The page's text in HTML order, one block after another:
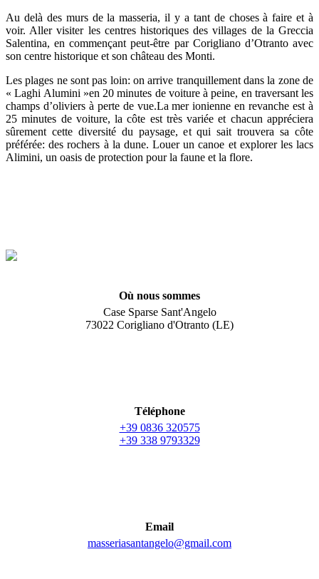
Au delà des murs de la masseria, il y a tant de choses à faire et à
voir. Aller visiter les centres historiques des villages de la Greccia
Salentina, en commençant peut-être par Corigliano d’Otranto avec
son centre historique et son château des Monti.
Les plages ne sont pas loin: on arrive tranquillement dans la zone de
« Laghi Alumini »en 20 minutes de voiture à peine, en traversant les
champs d’oliviers à perte de vue.La mer ionienne en revanche est à
25 minutes de voiture, la côte est très variée et chacun appréciera
sûrement cette diversité du paysage, et qui sait trouvera sa côte
préférée: des rochers à la dune. Louer un canoe et explorer les lacs
Alimini, un oasis de protection pour la faune et la flore.
Où nous sommes
Case Sparse Sant'Angelo
73022 Corigliano d'Otranto (LE)
Téléphone
+39 0836 320575
+39 338 9793329
Email
masseriasantangelo@gmail.com